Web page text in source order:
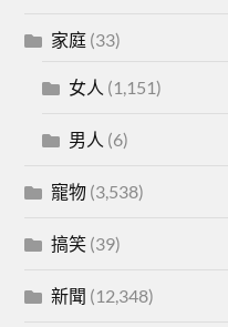
家庭 (33)
女人 (1,151)
男人 (6)
寵物 (3,538)
搞笑 (39)
新聞 (12,348)